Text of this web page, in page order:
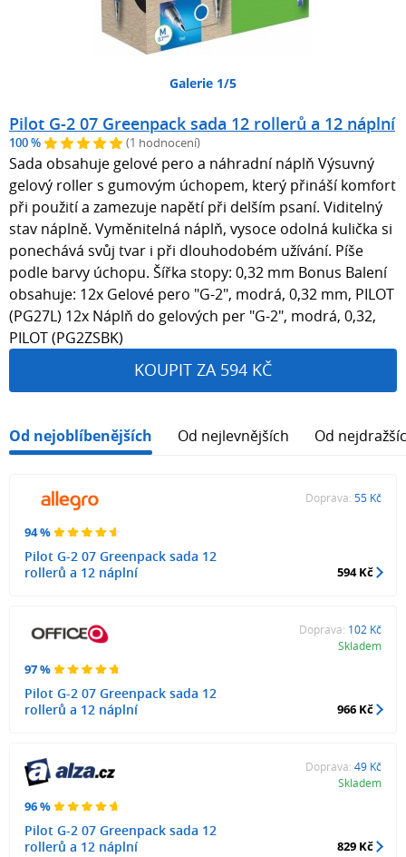
Galerie 1/5
Pilot G-2 07 Greenpack sada 12 rollerů a 12 náplní
100 % (1 hodnocení)
Sada obsahuje gelové pero a náhradní náplň Výsuvný
gelový roller s gumovým úchopem, který přináší komfort
při použití a zamezuje napětí při delším psaní. Viditelný
stav náplně. Vyměnitelná náplň, vysoce odolná kulička si
ponechává svůj tvar i při dlouhodobém užívání. Píše
podle barvy úchopu. Šířka stopy: 0,32 mm Bonus Balení
obsahuje: 12x Gelové pero "G-2", modrá, 0,32 mm, PILOT
(PG27L) 12x Náplň do gelových per "G-2", modrá, 0,32,
PILOT (PG2ZSBK)
KOUPIT ZA 594 KČ
Od nejoblíbenějších Od nejlevnějších Od
94 %
Pilot G-2 07 Greenpack sada 12
rollerů a 12 náplní
Doprava: 55 Kč
594 Kč
97 %
Pilot G-2 07 Greenpack sada 12
rollerů a 12 náplní
Doprava: 102 Kč
Skladem
966 Kč
96 %
Pilot G-2 07 Greenpack sada 12
rollerů a 12 náplní
Doprava: 49 Kč
Skladem
829 Kč